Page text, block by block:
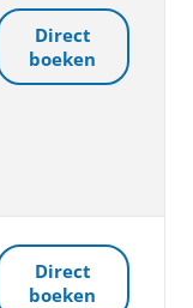
Direct
boeken
Direct
boeken